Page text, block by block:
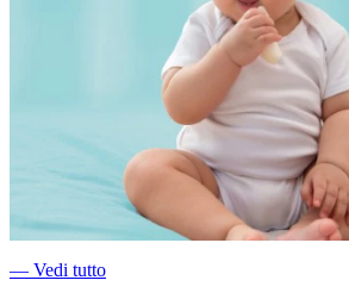
― Vedi tutto